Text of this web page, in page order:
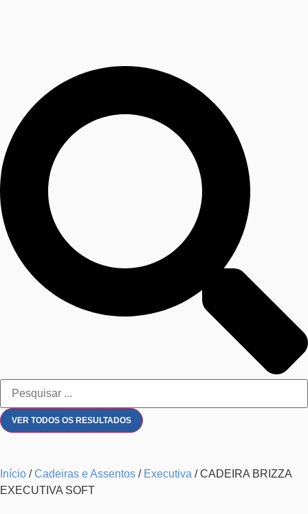
VER TODOS OS RESULTADOS
Início /Cadeiras e Assentos / Executiva / CADEIRA BRIZZA
EXECUTIVA SOFT